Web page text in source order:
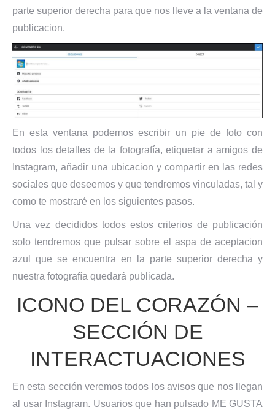
parte superior derecha para que nos lleve a la ventana de
publicacion.
En esta ventana podemos escribir un pie de foto con
todos los detalles de la fotografía, etiquetar a amigos de
Instagram, añadir una ubicacion y compartir en las redes
sociales que deseemos y que tendremos vinculadas, tal y
como te mostraré en los siguientes pasos.
Una vez decididos todos estos criterios de publicación
solo tendremos que pulsar sobre el aspa de aceptacion
azul que se encuentra en la parte superior derecha y
nuestra fotografía quedará publicada.
ICONO DEL CORAZÓN –
SECCIÓN DE
INTERACTUACIONES
En esta sección veremos todos los avisos que nos llegan
al usar Instagram. Usuarios que han pulsado ME GUSTA